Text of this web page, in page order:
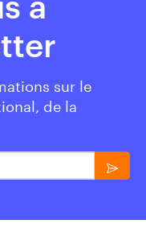
sur le
de la